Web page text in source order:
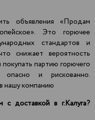
объявления «Продам
Это горючее
стандартов и
снижает вероятность
партию горючего
опасно и рискованно.
нашу компанию
доставкой в г.Калуга?